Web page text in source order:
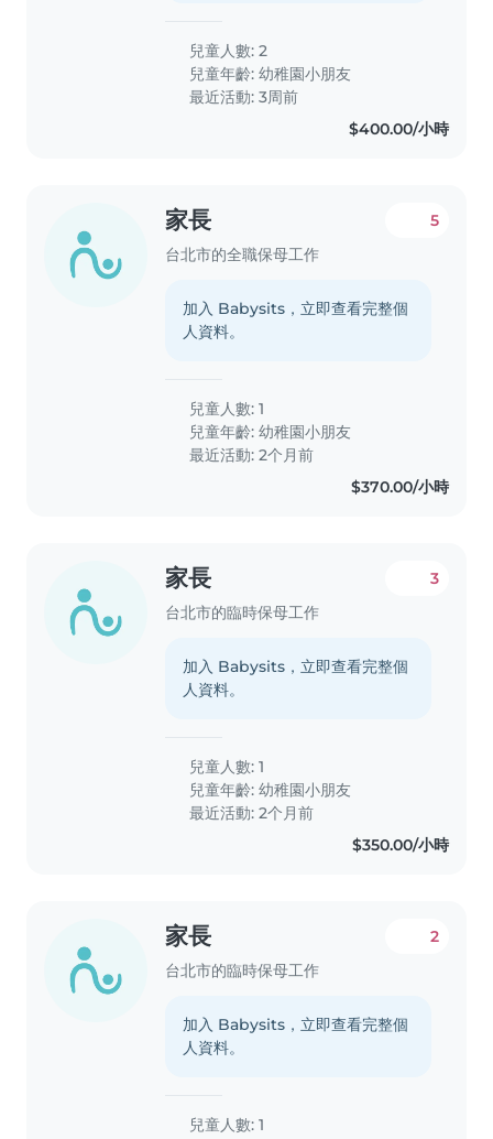
兒童人數: 2
兒童年齡:幼稚園小朋友
最近活動: 3周前
$400.00/小時
家長
台北市的全職保母工作
5
加入 Babysits，立即查看完整個
人資料。
兒童人數: 1
兒童年齡:幼稚園小朋友
最近活動: 2个月前
$370.00/小時
家長
台北市的臨時保母工作
3
加入 Babysits，立即查看完整個
人資料。
兒童人數: 1
兒童年齡:幼稚園小朋友
最近活動: 2个月前
$350.00/小時
家長
台北市的臨時保母工作
2
加入 Babysits，立即查看完整個
人資料。
兒童人數: 1